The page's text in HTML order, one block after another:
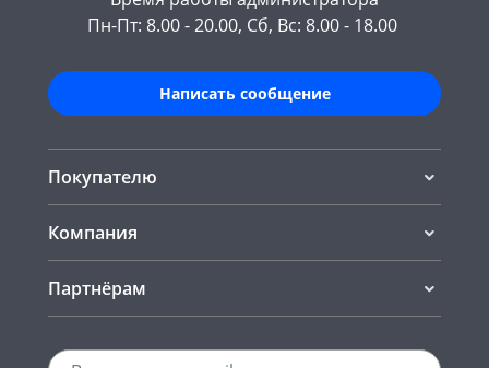
Пн-Пт: 8.00 - 20.00, Сб, Вс: 8.00 - 18.00
Написать сообщение
Покупателю
Компания
Партнёрам